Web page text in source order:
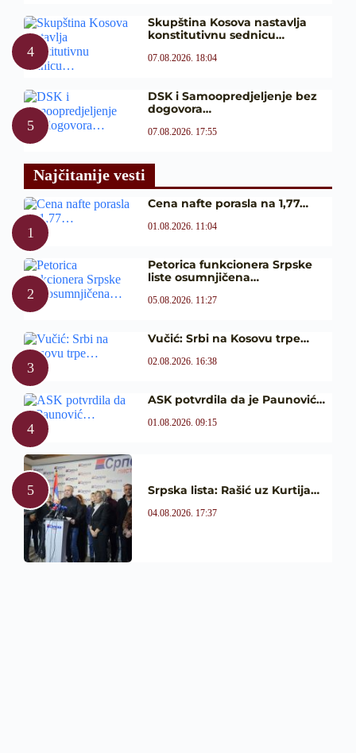
Skupština Kosova nastavlja
konstitutivnu sednicu…
07.08.2026. 18:04
DSK i Samoopredjeljenje bez
dogovora…
07.08.2026. 17:55
Najčitanije vesti
Cena nafte porasla na 1,77…
01.08.2026. 11:04
Petorica funkcionera Srpske
liste osumnjičena…
05.08.2026. 11:27
Vučić: Srbi na Kosovu trpe…
02.08.2026. 16:38
ASK potvrdila da je Paunović…
01.08.2026. 09:15
Srpska lista: Rašić uz Kurtija…
04.08.2026. 17:37